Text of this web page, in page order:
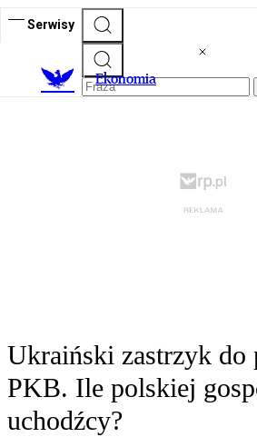
Serwisy
Ekonomia
Ukraiński zastrzyk do
PKB. Ile polskiej
uchodźcy?